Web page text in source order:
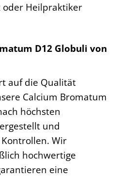
oder Heilpraktiker
D12 Globuli von
auf die Qualität
Calcium Bromatum
höchsten
und
Wir
hochwertige
eine